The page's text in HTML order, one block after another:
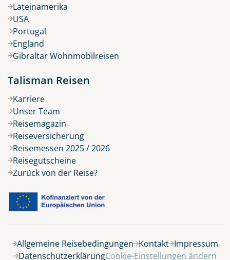
Belegung
Lateinamerika
USA
Portugal
England
Gibraltar Wohnmobilreisen
Talisman Reisen
Karriere
Unser Team
Reisemagazin
Reiseversicherung
Reisemessen 2025 / 2026
Reisegutscheine
Zurück von der Reise?
Allgemeine Reisebedingungen Kontakt Impressum
DatenschutzerklärungCookie-Einstellungen ändern